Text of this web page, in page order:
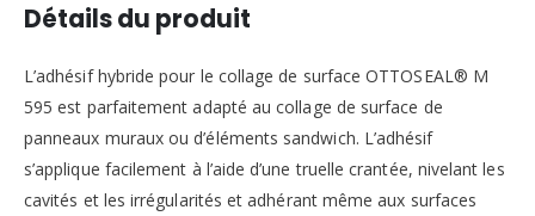
Détails du produit
L’adhésif hybride pour le collage de surface OTTOSEAL® M
595 est parfaitement adapté au collage de surface de
panneaux muraux ou d’éléments sandwich. L’adhésif
s’applique facilement à l’aide d’une truelle crantée, nivelant les
cavités et les irrégularités et adhérant même aux surfaces